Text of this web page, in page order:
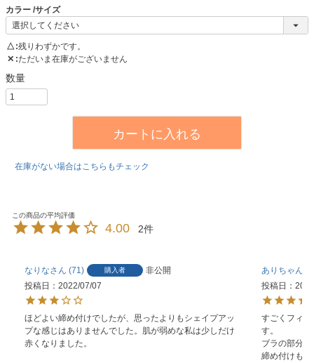
カラー サイズ
△ 残りわずかです。
✕ ただいま在庫がございません
カートに入れる
在庫がない場合はこちらもチェック
4.00 2
なりな 71 購入者
非公開
投稿日
2022/07/07
ほどよい締め付けでしたが、思ったよりもシェイプアッ
プな感じはありませんでした。肌が弱めな私は少しだけ
赤くなりました。
ありちゃん
投稿日
すごくフィ
す。
ブラの部分
締め付けも